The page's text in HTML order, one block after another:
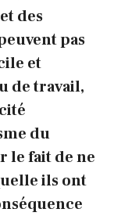
des
pas
et
de travail,
du
le fait de ne
ils ont